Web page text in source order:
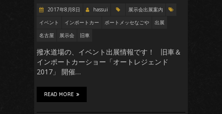
2017年8月8日 hassui
展示会出展案内
イベント
インポートカー ポートメッセなごや
出展
名古屋
展示会 旧車
撥水道場の、イベント出展情報です！ 旧車＆
インポートカーショー「オートレジェンド
2017」 開催…
READ MORE